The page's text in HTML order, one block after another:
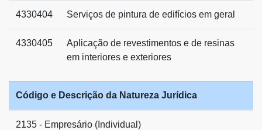
4330404 Serviços de pintura de edifícios em geral
4330405
Aplicação de revestimentos e de resinas
em interiores e exteriores
Código e Descrição da Natureza Jurídica
2135 - Empresário (Individual)